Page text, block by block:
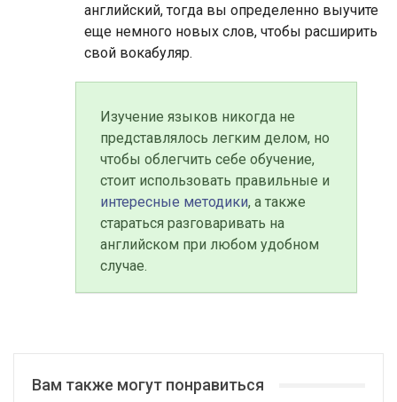
английский, тогда вы определенно выучите
еще немного новых слов, чтобы расширить
свой вокабуляр.
Изучение языков никогда не
представлялось легким делом, но
чтобы облегчить себе обучение,
стоит использовать правильные и
интересные методики, а также
стараться разговаривать на
английском при любом удобном
случае.
Вам также могут понравиться